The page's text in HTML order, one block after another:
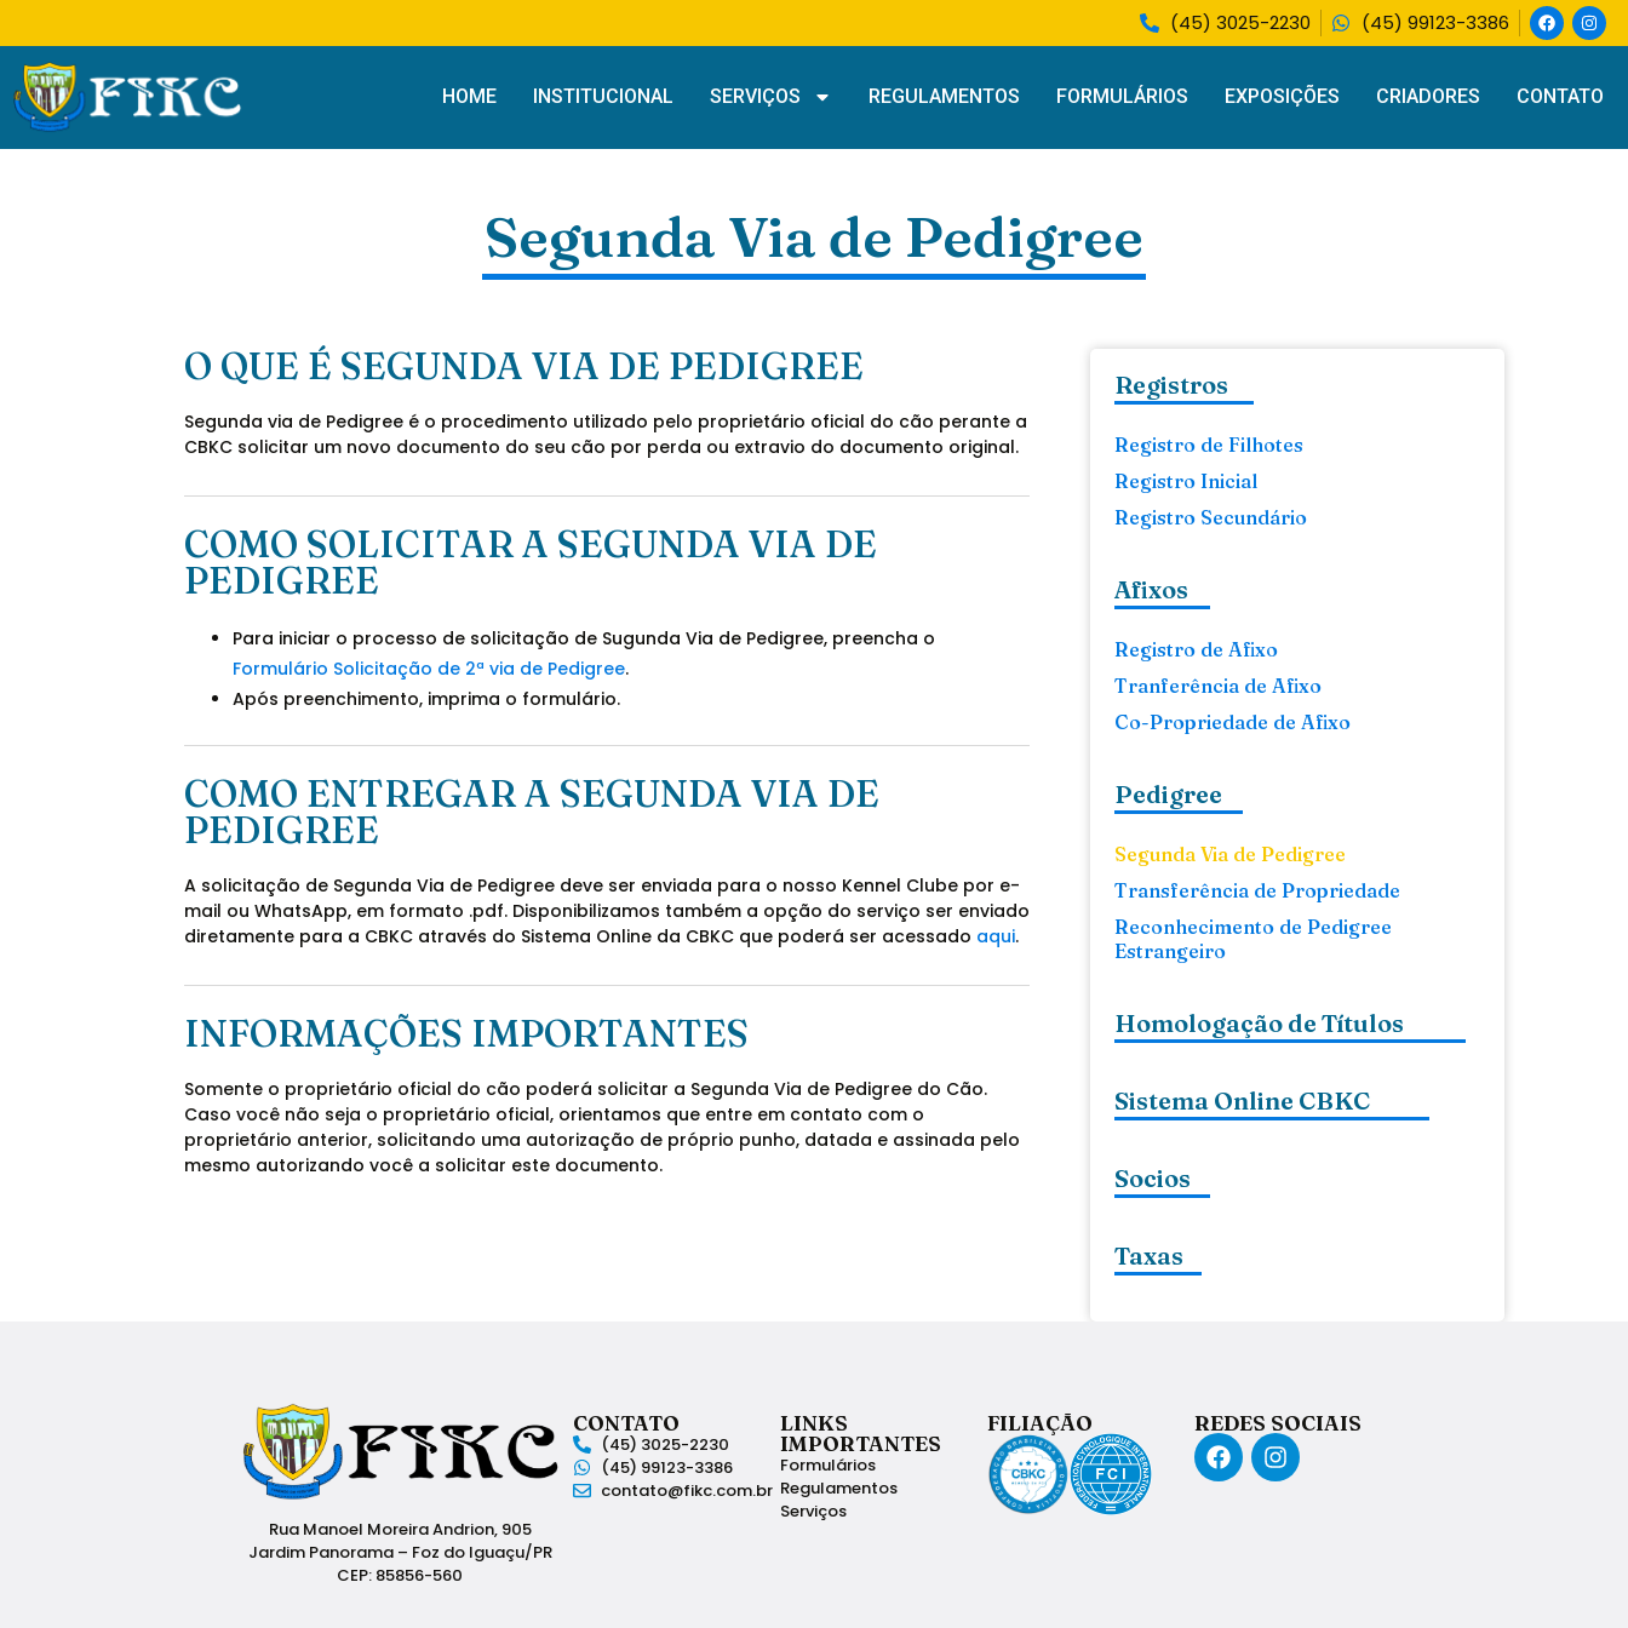
(45) 3025-2230 (45) 99123-3386
HOME INSTITUCIONAL SERVIÇOS REGULAMENTOS FORMULÁRIOS EXPOSIÇÕES CRIADORES CONTATO
Segunda Via de Pedigree
O QUE É SEGUNDA VIA DE PEDIGREE
Segunda via de Pedigree é o procedimento utilizado pelo proprietário oficial do cão perante a
CBKC solicitar um novo documento do seu cão por perda ou extravio do documento original.
COMO SOLICITAR A SEGUNDA VIA DE
PEDIGREE
Para iniciar o processo de solicitação de Sugunda Via de Pedigree, preencha o
Formulário Solicitação de 2ª via de Pedigree.
Após preenchimento, imprima o formulário.
COMO ENTREGAR A SEGUNDA VIA DE
PEDIGREE
A solicitação de Segunda Via de Pedigree deve ser enviada para o nosso Kennel Clube por e-
mail ou WhatsApp, em formato .pdf. Disponibilizamos também a opção do serviço ser enviado
diretamente para a CBKC através do Sistema Online da CBKC que poderá ser acessado aqui.
INFORMAÇÕES IMPORTANTES
Somente o proprietário oficial do cão poderá solicitar a Segunda Via de Pedigree do Cão.
Caso você não seja o proprietário oficial, orientamos que entre em contato com o
proprietário anterior, solicitando uma autorização de próprio punho, datada e assinada pelo
mesmo autorizando você a solicitar este documento.
Registros
Registro de Filhotes
Registro Inicial
Registro Secundário
Afixos
Registro de Afixo
Tranferência de Afixo
Co-Propriedade de Afixo
Pedigree
Segunda Via de Pedigree
Transferência de Propriedade
Reconhecimento de Pedigree
Estrangeiro
Homologação de Títulos
Sistema Online CBKC
Socios
Taxas
Rua Manoel Moreira Andrion, 905
Jardim Panorama – Foz do Iguaçu/PR
CEP: 85856-560
CONTATO
(45) 3025-2230
(45) 99123-3386
contato@fikc.com.br
LINKS
IMPORTANTES
Formulários
Regulamentos
Serviços
FILIAÇÃO REDES SOCIAIS